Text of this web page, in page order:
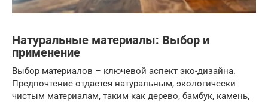
Натуральные материалы: Выбор и
применение
Выбор материалов – ключевой аспект эко-дизайна.
Предпочтение отдается натуральным, экологически
чистым материалам, таким как дерево, бамбук, камень,